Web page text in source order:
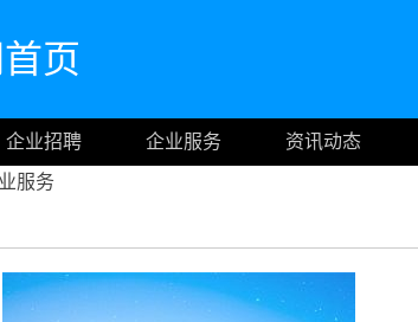
页
企业招聘 企业服务 资讯动态
服务